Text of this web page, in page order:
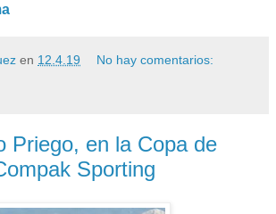
en 12.4.19 No hay comentarios:
Priego, en la Copa de
Sporting